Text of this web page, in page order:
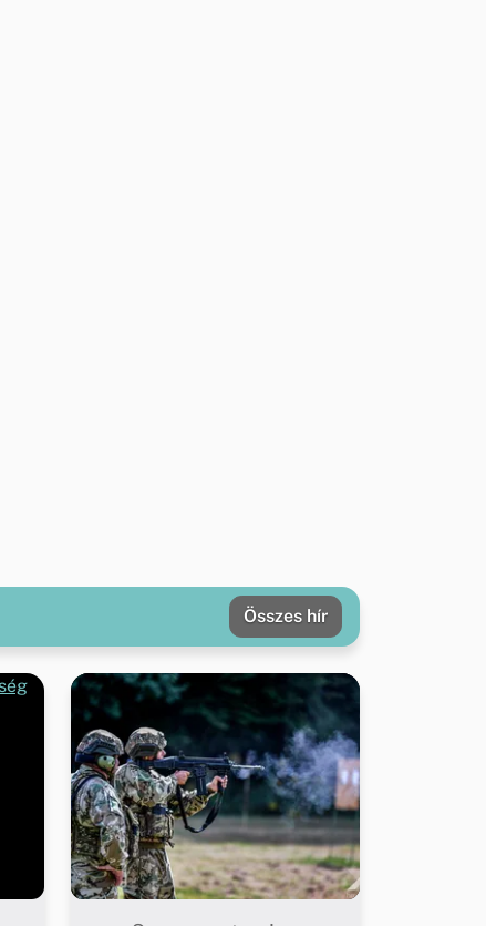
Összes hír